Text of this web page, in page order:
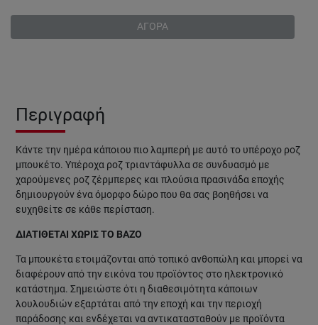
ΑΓΟΡΑ
Περιγραφή
Κάντε την ημέρα κάποιου πιο λαμπερή με αυτό το υπέροχο ροζ
μπουκέτο. Υπέροχα ροζ τριαντάφυλλα σε συνδυασμό με
χαρούμενες ροζ ζέρμπερες και πλούσια πρασινάδα εποχής
δημιουργούν ένα όμορφο δώρο που θα σας βοηθήσει να
ευχηθείτε σε κάθε περίσταση.
ΔΙΑΤΙΘΕΤΑΙ ΧΩΡΙΣ ΤΟ ΒΑΖΟ
Τα μπουκέτα ετοιμάζονται από τοπικό ανθοπώλη και μπορεί να
διαφέρουν από την εικόνα του προϊόντος στο ηλεκτρονικό
κατάστημα. Σημειώστε ότι η διαθεσιμότητα κάποιων
λουλουδιών εξαρτάται από την εποχή και την περιοχή
παράδοσης και ενδέχεται να αντικατασταθούν με προϊόντα